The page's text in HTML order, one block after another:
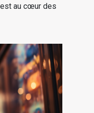
au cœur des